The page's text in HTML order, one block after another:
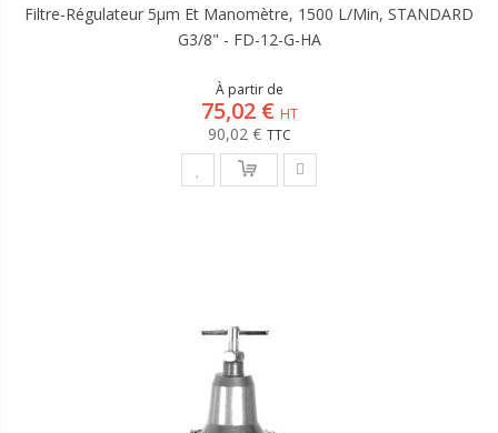
Filtre-Régulateur 5µm Et Manomètre, 1500 L/min, STANDARD
G3/8" - FD-12-G-HA
À partir de
90,02 €
75,02 €